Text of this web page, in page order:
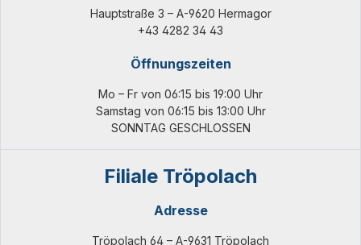
Hauptstraße 3 – A-9620 Hermagor
+43 4282 34 43
Öffnungszeiten
Mo – Fr von 06:15 bis 19:00 Uhr
Samstag von 06:15 bis 13:00 Uhr
SONNTAG GESCHLOSSEN
Filiale Tröpolach
Adresse
Tröpolach 64 – A-9631 Tröpolach